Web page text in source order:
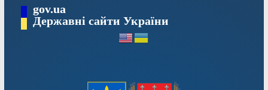
Перейтиgov.ua
Державні сайти України